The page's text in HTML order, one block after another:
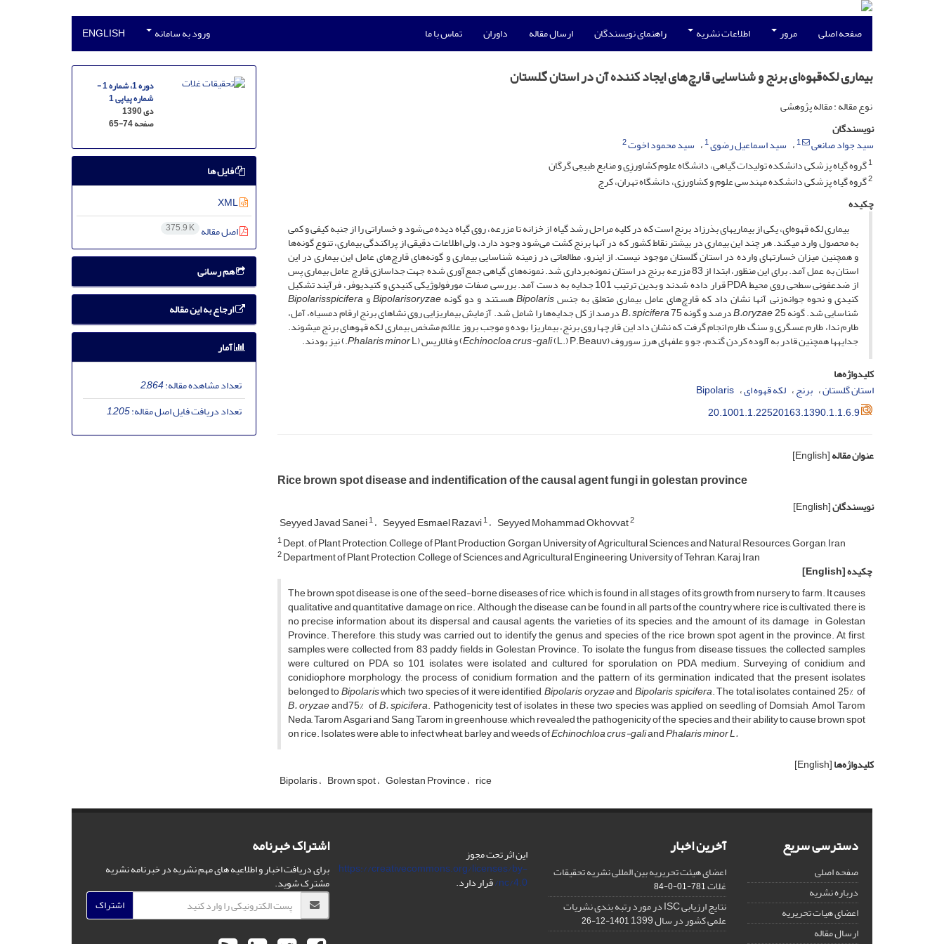
صفحه اصلی مرور اطلاعات نشریه راهنمای نویسندگان ارسال مقاله داوران تماس با ما ورود به سامانه ENGLISH
بیماری لکه‌قهوه‌ای برنج و شناسایی قارچ‌های ایجاد کننده آن در استان گلستان
نوع مقاله : مقاله پژوهشی
نویسندگان
سید جواد صانعی
1 سید اسماعیل رضوی1 سید محمود اخوت2
1گروه گیاه پزشکی دانشکده تولیدات گیاهی، دانشگاه علوم کشاورزِی و منابع طبیعِی گرگان
2گروه گیاه پزشکی دانشکده مهندسی علوم و کشاورزی، دانشگاه تهران، کرج
چکیده
بیماری لکه ‌قهوه‌ای، یکی از بیماری­های بذرزاد برنج است که در کلیه مراحل رشد گیاه از خزانه تا مزرعه، روی گیاه دیده می‌شود و خساراتی را از جنبه کیفی و کمی
به محصول وارد می­کند. هر چند این بیماری در بیشتر نقاط کشور که در آنها برنج کشت می‌شود وجود دارد، ولی اطلاعات دقیقی از پراکندگی بیماری، تنوع گونه‌ها
و همچنین میزان خسارت­های وارده در استان گلستان موجود نیست. از این­رو، مطالعاتی در زمینه شناسایی بیماری و گونه‌های قارچ‌های عامل این بیماری در این
استان به عمل آمد. برای این منظور، ابتدا از 83 مزرعه برنج در استان نمونه‌برداری شد. نمونه‌های گیاهی جمع‌آوری شده جهت جداسازی قارچ عامل بیماری پس
از ضدعفونی سطحی روی محیط PDA قرار داده شدند و بدین ترتیب 101 جدایه به دست آمد. بررسی صفات مورفولوژیکی کنیدی و کنیدیوفر، فرآیند تشکیل
کنیدی و نحوه جوانه‌زنی آنها نشان داد که قارچ‌های عامل بیماری متعلق به جنسBipolarisهسـتند و دو گونه Bipolarisoryzae و Bipolarisspicifera
شناسایی شد. گونه B.oryzae25 درصد و گونه B. spicifera75 درصد از کل جدایه‌ها را شامل شد. آزمایش بیماریزایی روی نشاهای برنج ارقام دمسیاه، آمل،
طارم ندا، طارم عسگری و سنگ طارم انجام گرفت که نشان داد این قارچ­ها روی برنج، بیماریزا بوده و موجب بروز علائم مشخص بیماری لکه قهوه­ای برنج می­شوند.
جدایه­ها همچنین قادر به آلوده کردن گندم، جو و علف­های هرز سوروف ( Echinocloa crus-gali(L.) P.Beauv) و فالاریس ( Phalaris minorL.) نیز بودند.
کلیدواژه‌ها
استان گلستان برنج لکه قهوه ای Bipolaris
20.1001.1.22520163.1390.1.1.6.9
عنوان مقاله[English]
Rice brown spot disease and indentification of the causal agent fungi in golestan province
نویسندگان[English]
Seyyed Javad Sanei1 Seyyed Esmael Razavi1 Seyyed Mohammad Okhovvat2
1Dept. of Plant Protection, College of Plant Production, Gorgan University of Agricultural Sciences and Natural Resources, Gorgan, Iran
2Department of Plant Protection, College of Sciences and Agricultural Engineering, University of Tehran, Karaj, Iran
چکیده[English]
The brown spot disease is one of the seed-borne diseases of rice, which is found in all stages of its growth from nursery to farm. It causes
qualitative and quantitative damage on rice. Although the disease can be found in all parts of the country where rice is cultivated, there is
no precise information about its dispersal and causal agents, the varieties of its species, and the amount of its damage in Golestan
Province. Therefore, this study was carried out to identify the genus and species of the rice brown spot agent in the province. At first,
samples were collected from 83 paddy fields in Golestan Province. To isolate the fungus from disease tissues, the collected samples
were cultured on PDA, so 101 isolates were isolated and cultured for sporulation on PDA medium. Surveying of conidium and
conidiophore morphology, the process of conidium formation and the pattern of its germination indicated that the present isolates
belonged toBipolariswhich two species of it were identified,Bipolaris oryzaeandBipolaris spicifera. The total isolates contained 25% of
B. oryzaeand75% ofB. spicifera. Pathogenicity test of isolates in these two species was applied on seedling of Domsiah, Amol, Tarom
Neda, Tarom Asgari and Sang Tarom in greenhouse, which revealed the pathogenicity of the species and their ability to cause brown spot
on rice. Isolates were able to infect wheat, barley and weeds ofEchinochloacrus-galiandPhalaris minor L.
کلیدواژه‌ها[English]
Bipolaris Brown spot Golestan Province rice
دوره 1، شماره 1 -
شماره پیاپی 1
دی 1390
صفحه65-74
فایل ها
XML
اصل مقاله 375.9 K
هم رسانی
ارجاع به این مقاله
آمار
تعداد مشاهده مقاله:2,864
تعداد دریافت فایل اصل مقاله:1,205
دسترسی سریع
صفحه اصلی
درباره نشریه
اعضای هیات تحریریه
ارسال مقاله
آخرین اخبار
اعضای هیئت تحریریه بین المللی نشریه تحقیقات
غلات781-01-0-84
نتایج ارزیابی ISC در مورد رتبه بندی نشریات
علمی کشور در سال 1399 1401-12-26
این اثر تحت مجوز
https://creativecommons.org/licenses/by-
nc/4.0/ قرار دارد.
اشتراک خبرنامه
برای دریافت اخبار و اطلاعیه های مهم نشریه در خبرنامه نشریه
مشترک شوید.
اشتراک